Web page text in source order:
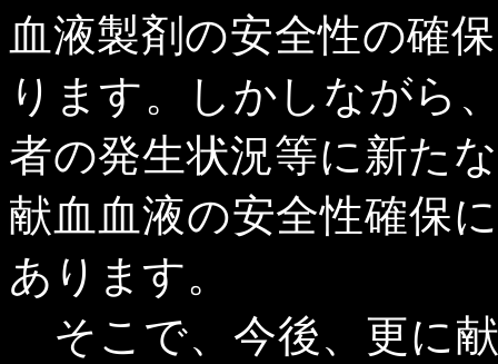
血液製剤の安全性の確
ります。しかしながら
者の発生状況等に新た
献血血液の安全性確保
あります。
そこで、今後、更に